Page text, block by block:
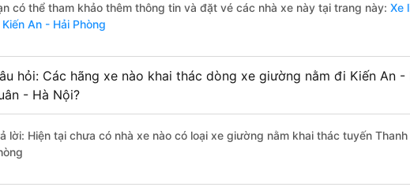
có thể tham khảo thêm thông tin và đặt vé các nhà xe này tại trang này: Xe
An - Hải Phòng
hỏi: Các hãng xe nào khai thác dòng xe giường nằm đi Kiến An -
- Hà Nội?
lời: Hiện tại chưa có nhà xe nào có loại xe giường nằm khai thác tuyến